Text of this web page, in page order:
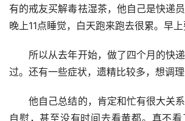
有的戒友买解毒祛湿茶，他自己是快递
晚上11点睡觉，白天跑来跑去很累。早上
所以从去年开始，做了四个月的快递
过。还有一些症状，遗精比较多，想调理
他自己总结的，肯定和忙有很大关系
自慰，甚至没有时间去看黄都。真不